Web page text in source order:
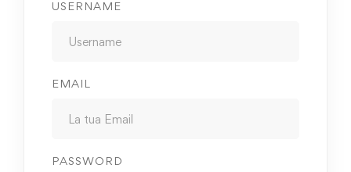
USERNAME
EMAIL
PASSWORD